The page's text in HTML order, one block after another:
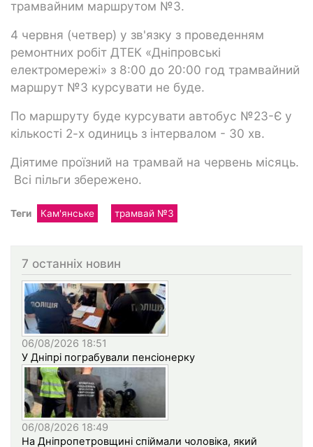
трамвайним маршрутом №3.
4 червня (четвер) у зв'язку з проведенням
ремонтних робіт ДТЕК «Дніпровські
електромережі» з 8:00 до 20:00 год трамвайний
маршрут №3 курсувати не буде.
По маршруту буде курсувати автобус №23-Є у
кількості 2-х одиниць з інтервалом - 30 хв.
Діятиме проїзний на трамвай на червень місяць.
Всі пільги збережено.
Теги Кам'янське трамвай №3
7 останніх новин
06/08/2026 18:51
У Дніпрі пограбували пенсіонерку
06/08/2026 18:49
На Дніпропетровщині спіймали чоловіка, який